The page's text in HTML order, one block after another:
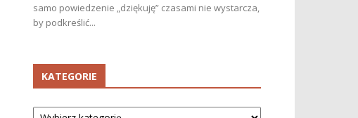
samo powiedzenie „dziękuję” czasami nie wystarcza,
by podkreślić...
KATEGORIE
Kategorie